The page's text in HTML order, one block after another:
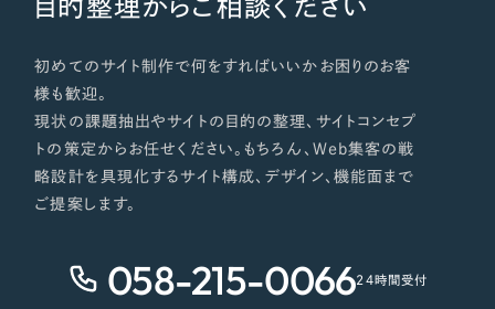
目的整理からご相談ください
初めてのサイト制作で何をすればいいかお困りのお客
様も歓迎。
現状の課題抽出やサイトの目的の整理、サイトコンセプ
トの策定からお任せください。もちろん、Web集客の戦
略設計を具現化するサイト構成、デザイン、機能面まで
ご提案します。
058-215-006624時間受付